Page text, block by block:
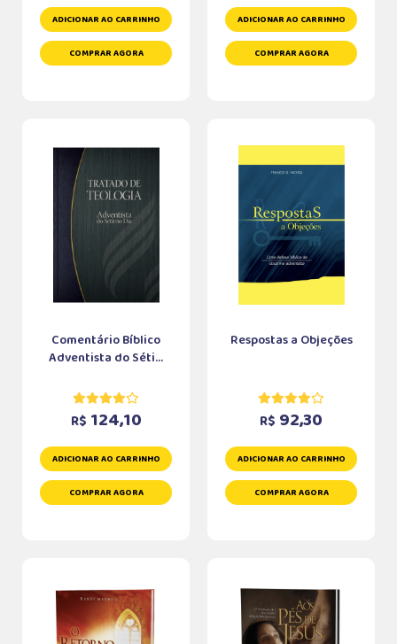
ADICIONAR AO CARRINHO
COMPRAR AGORA
ADICIONAR AO CARRINHO
COMPRAR AGORA
Comentário Bíblico
Adventista do Séti...
R$ 124,10
ADICIONAR AO CARRINHO
COMPRAR AGORA
Respostas a Objeções
R$ 92,30
ADICIONAR AO CARRINHO
COMPRAR AGORA